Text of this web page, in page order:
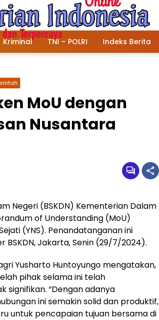
Kriminal TNI – POLRI Indeks Berita
MoU dengan
Nusantara
Negeri (BSKDN) Kementerian Dalam
of Understanding (MoU)
(YNS). Penandatanganan ini
Jakarta, Senin (29/7/2024).
Yusharto Huntoyungo mengatakan,
pihak selama ini telah
signifikan. “Dengan adanya
ini semakin solid dan produktif,
untuk pencapaian tujuan bersama di